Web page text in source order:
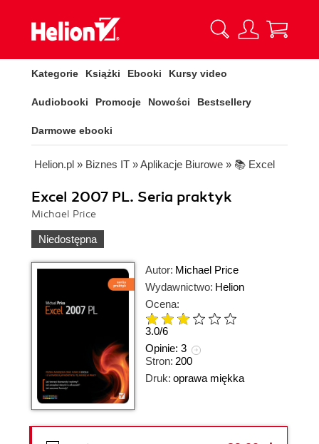
Kategorie Książki Ebooki Kursy video
Audiobooki Promocje Nowości Bestsellery
Darmowe ebooki
Helion.pl » Biznes IT »Aplikacje Biurowe » 📚 Excel
Excel 2007 PL. Seria praktyk
Michael Price
Niedostępna
Autor: Michael Price
Wydawnictwo: Helion
Ocena:
3.0/6
Opinie: 3
Stron: 200
Druk: oprawa miękka